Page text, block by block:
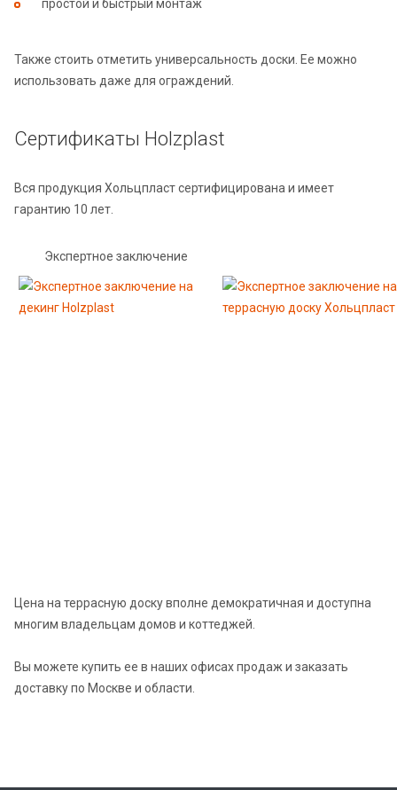
простой и быстрый монтаж
Также стоить отметить универсальность доски. Ее можно
использовать даже для ограждений.
Сертификаты Holzplast
Вся продукция Хольцпласт сертифицирована и имеет
гарантию 10 лет.
Экспертное заключение
Цена на террасную доску вполне демократичная и доступна
многим владельцам домов и коттеджей.
Вы можете купить ее в наших офисах продаж и заказать
доставку по Москве и области.